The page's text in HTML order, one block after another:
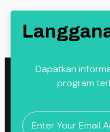
Dapatkan
program